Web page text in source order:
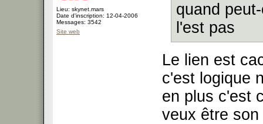
Lieu: skynet.mars
Date d'inscription: 12-04-2006
Messages: 3542
Site web
quand
l'est pas
Le lien est
c'est logique
en plus c'est
veux être